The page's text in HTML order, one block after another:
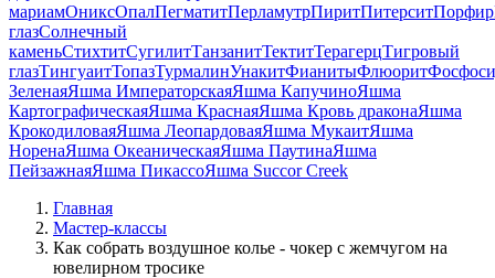
мариамОниксОпалПегматитПерламутрПиритПитерситПорфир
глазСолнечный
каменьСтихтитСугилитТанзанитТектитТерагерцТигровый
глазТингуаитТопазТурмалинУнакитФианитыФлюорит
ЗеленаяЯшма ИмператорскаяЯшма КапучиноЯшма
КартографическаяЯшма КраснаяЯшма Кровь драконаЯшма
КрокодиловаяЯшма ЛеопардоваяЯшма МукаитЯшма
НоренаЯшма ОкеаническаяЯшма ПаутинаЯшма
ПейзажнаяЯшма ПикассоЯшма Succor Creek
Главная
Мастер-классы
Как собрать воздушное колье - чокер с жемчугом на
ювелирном тросике